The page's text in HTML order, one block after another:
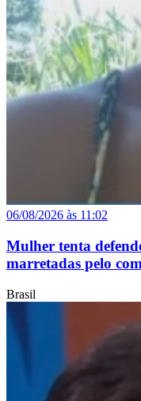
06/08/2026 às 11:02
Mulher tenta
marretadas pelo
Brasil